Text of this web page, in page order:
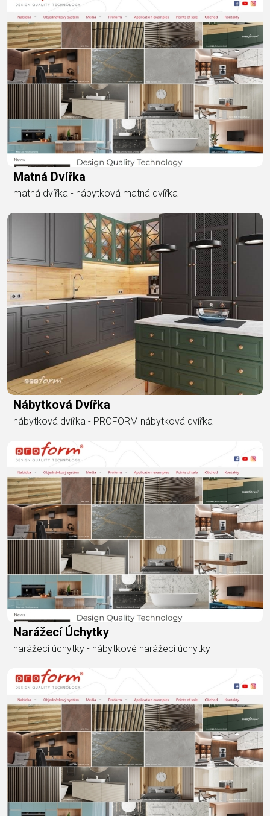
Matná Dvířka
matná dvířka - nábytková matná dvířka
Nábytková Dvířka
nábytková dvířka - PROFORM nábytková dvířka
Narážecí Úchytky
narážecí úchytky - nábytkové narážecí úchytky